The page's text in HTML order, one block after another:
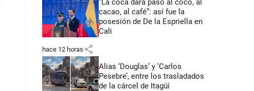
“La coca dará paso al coco, al
cacao, al café”: así fue la
posesión de De la Espriella en
Cali
hace 12 horas share
Alias ‘Douglas’ y ‘Carlos
Pesebre’, entre los trasladados
de la cárcel de Itagüí